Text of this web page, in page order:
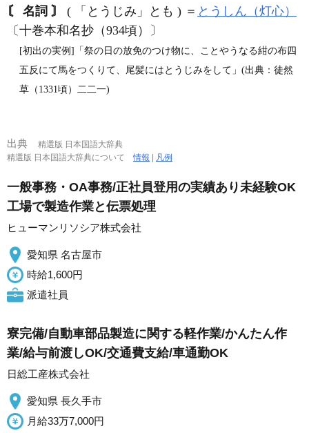
〘 名詞 〙 ( 「とうじみ」とも ) ＝ とうしん（灯心）
〔十巻本和名抄（934頃）〕
[初出の実例]「祭の日の放免のつけ物に、ことやうなる紺の布四
五反にて馬をつくりて、尾髪にはとうじみをして」(出典：徒然
草（1331頃）二二一)
出典
精選版 日本国語大辞典
精選版 日本国語大辞典について情報 凡例
一般事務・OA事務/正社員登用の実績あり未経験OK
工場で製造作業と伝票処理
ヒューマンリソシア株式会社
愛知県 名古屋市
時給1,600円
派遣社員
寮完備/自動車部品製造に関する軽作業/かんたん作
業/給与前渡しOK/交通費支給/車通勤OK
日総工産株式会社
愛知県 長久手市
月給33万7,000円